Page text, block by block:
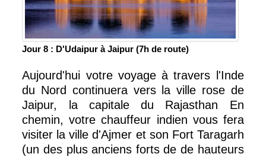
Jour 8 : D'Udaipur à Jaipur (7h de route)
Aujourd'hui votre voyage à travers l'Inde
du Nord continuera vers la ville rose de
Jaipur, la capitale du Rajasthan En
chemin, votre chauffeur indien vous fera
visiter la ville d'Ajmer et son Fort Taragarh
(un des plus anciens forts de de hauteurs